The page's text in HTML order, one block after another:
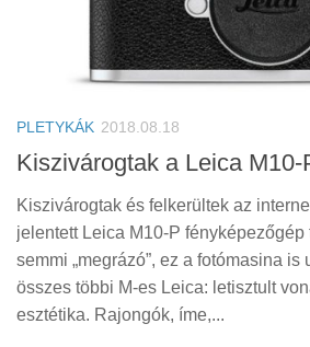
PLETYKÁK 2018.08.18
Kiszivárogtak a Leica M10-
Kiszivárogtak és felkerültek az
jelentett Leica M10-P fényképezőgép
semmi „megrázó”, ez a fotómasina is
összes többi M-es Leica: letisztult
esztétika. Rajongók, íme,...